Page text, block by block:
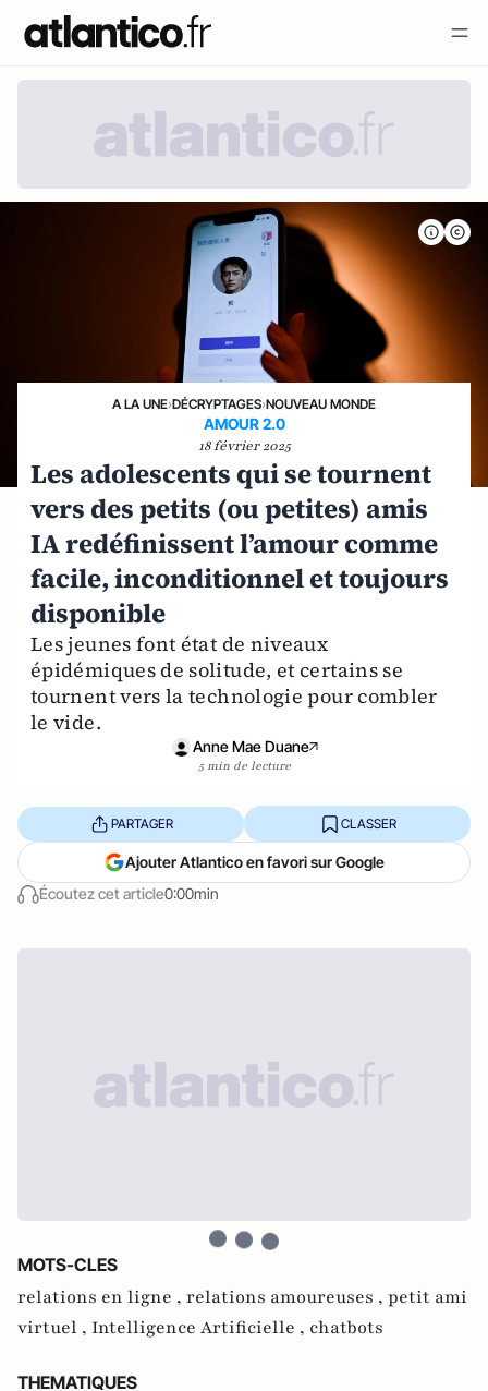
A LA UNE›DÉCRYPTAGES›NOUVEAU MONDE
AMOUR 2.0
18 février 2025
Les adolescents qui se tournent
vers des petits (ou petites) amis
IA redéfinissent l’amour comme
facile, inconditionnel et toujours
disponible
Les jeunes font état de niveaux
épidémiques de solitude, et certains se
tournent vers la technologie pour combler
le vide.
Anne Mae Duane
5 min de lecture
Écoutez cet article0:00min
PARTAGER CLASSER
Ajouter Atlantico en favori sur Google
MOTS-CLES
relations en ligne , relations amoureuses , petit ami
virtuel , Intelligence Artificielle , chatbots
THEMATIQUES